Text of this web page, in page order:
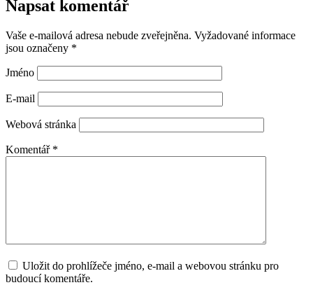
Napsat komentář
Vaše e-mailová adresa nebude zveřejněna. Vyžadované informace
jsou označeny *
Jméno
E-mail
Webová stránka
Komentář *
Uložit do prohlížeče jméno, e-mail a webovou stránku pro
budoucí komentáře.